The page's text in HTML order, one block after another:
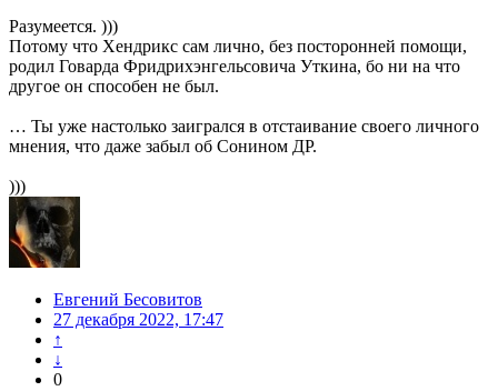
Разумеется. )))
Потому что Хендрикс сам лично, без посторонней помощи,
родил Говарда Фридрихэнгельсовича Уткина, бо ни на что
другое он способен не был.
… Ты уже настолько заигрался в отстаивание своего личного
мнения, что даже забыл об Сонином ДР.
)))
Евгений Бесовитов
27 декабря 2022, 17:47
↑
↓
0